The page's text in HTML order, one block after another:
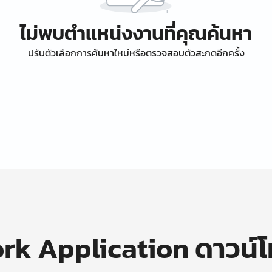
ไม่พบตำแหน่งงานที่คุณค้นหา
ปรับตัวเลือกการค้นหาใหม่หรือตรวจสอบตัวสะกดอีกครั้ง
Application ดาวน์